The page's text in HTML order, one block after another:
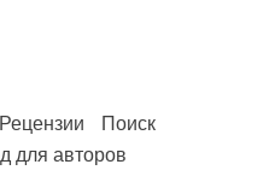
Рецензии
Поиск
для авторов